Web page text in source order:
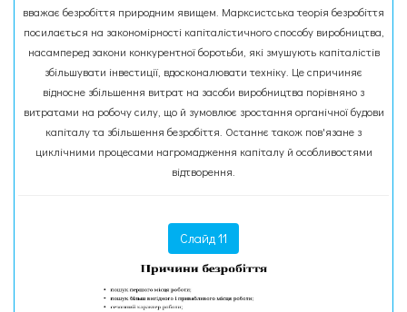
вважає безробіття природним явищем. Марксистська теорія безробіття
посилається на закономірності капіталістичного способу виробництва,
насамперед закони конкурентної боротьби, які змушують капіталістів
збільшувати інвестиції, вдосконалювати техніку. Це спричиняє
відносне збільшення витрат на засоби виробництва порівняно з
витратами на робочу силу, що й зумовлює зростання органічної будови
капіталу та збільшення безробіття. Останнє також пов'язане з
циклічними процесами нагромадження капіталу й особливостями
відтворення.
Слайд 11